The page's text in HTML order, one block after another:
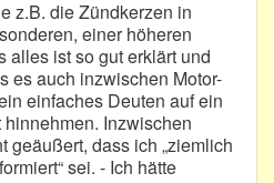
z.B. die Zündkerzen in
einer höheren
alles ist so gut erklärt und
es auch inzwischen Motor-
einfaches Deuten auf ein
Inzwischen
geäußert, dass ich „ziemlich
sei. - Ich hätte